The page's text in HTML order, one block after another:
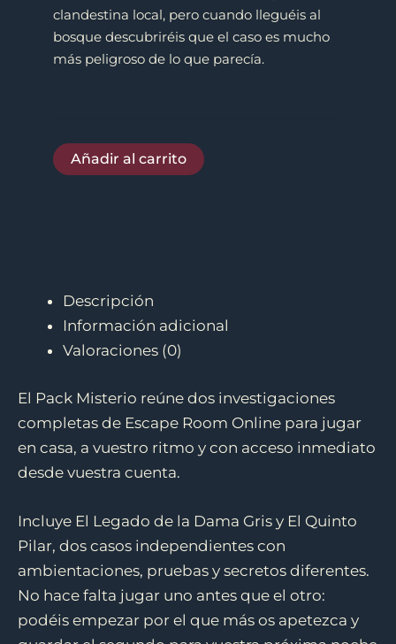
clandestina local, pero cuando lleguéis al
bosque descubriréis que el caso es mucho
más peligroso de lo que parecía.
Añadir al carrito
Descripción
Información adicional
Valoraciones (0)
El Pack Misterio reúne dos investigaciones
completas de Escape Room Online para jugar
en casa, a vuestro ritmo y con acceso inmediato
desde vuestra cuenta.
Incluye El Legado de la Dama Gris y El Quinto
Pilar, dos casos independientes con
ambientaciones, pruebas y secretos diferentes.
No hace falta jugar uno antes que el otro:
podéis empezar por el que más os apetezca y